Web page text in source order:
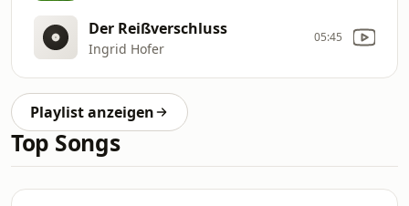
Der Reißverschluss
Ingrid Hofer
05:45
Playlist anzeigen
Top Songs